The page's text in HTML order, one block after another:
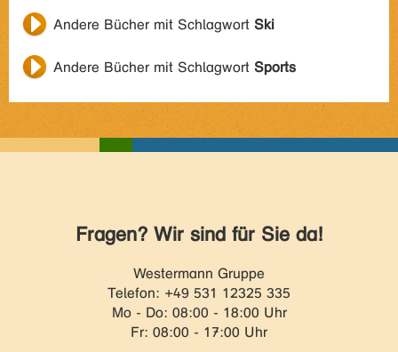
Andere Bücher mit Schlagwort Ski
Andere Bücher mit Schlagwort Sports